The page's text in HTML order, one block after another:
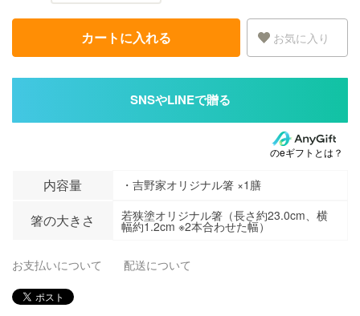
カートに入れる お気に入り
のeギフトとは？
内容量 ・吉野家オリジナル箸 ×1膳
箸の大きさ 若狭塗オリジナル箸（長さ約23.0cm、横
幅約1.2cm ※2本合わせた幅）
お支払いについて 配送について